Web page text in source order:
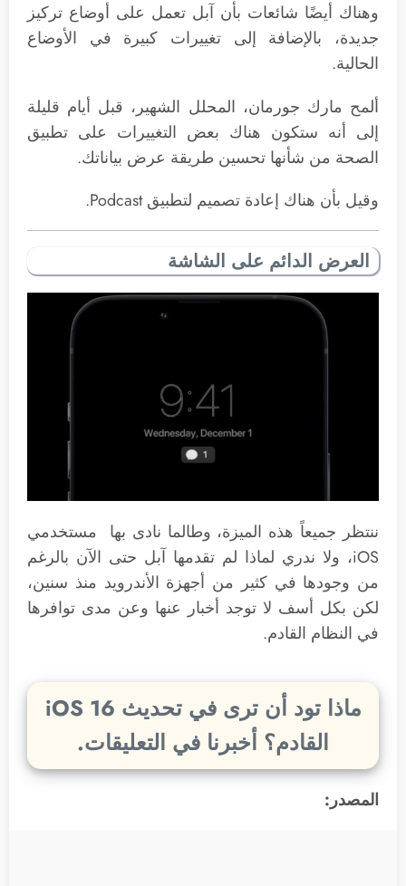
وهناك أيضًا شائعات بأن آبل تعمل على أوضاع تركيز
جديدة، بالإضافة إلى تغييرات كبيرة في الأوضاع
الحالية.
ألمح مارك جورمان، المحلل الشهير، قبل أيام قليلة
إلى أنه ستكون هناك بعض التغييرات على تطبيق
الصحة من شأنها تحسين طريقة عرض بياناتك.
وقيل بأن هناك إعادة تصميم لتطبيق Podcast.
العرض الدائم على الشاشة
ننتظر جميعاً هذه الميزة، وطالما نادى بها مستخدمي
iOS، ولا ندري لماذا لم تقدمها آبل حتى الآن بالرغم
من وجودها في كثير من أجهزة الأندرويد منذ سنين،
لكن بكل أسف لا توجد أخبار عنها وعن مدى توافرها
في النظام القادم.
ماذا تود أن ترى في تحديث iOS 16
القادم؟ أخبرنا في التعليقات.
المصدر: